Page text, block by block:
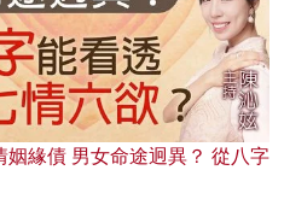
緣債 男女命途迥異？ 從八字